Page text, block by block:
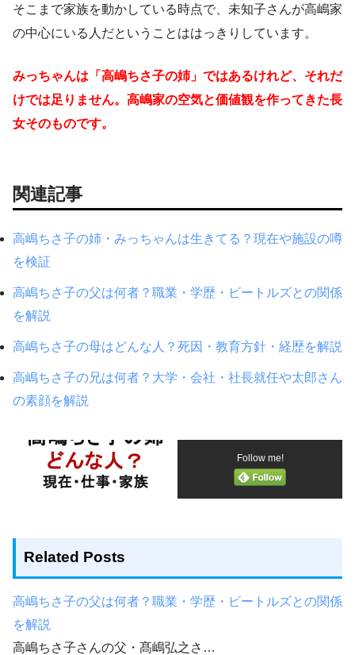
そこまで家族を動かしている時点で、未知子さんが高嶋家
の中心にいる人だということははっきりしています。
みっちゃんは「高嶋ちさ子の姉」ではあるけれど、それだ
けでは足りません。高嶋家の空気と価値観を作ってきた長
女そのものです。
関連記事
高嶋ちさ子の姉・みっちゃんは生きてる？現在や施設の噂
を検証
高嶋ちさ子の父は何者？職業・学歴・ビートルズとの関係
を解説
高嶋ちさ子の母はどんな人？死因・教育方針・経歴を解説
高嶋ちさ子の兄は何者？大学・会社・社長就任や太郎さん
の素顔を解説
Follow me!
Related Posts
高嶋ちさ子の父は何者？職業・学歴・ビートルズとの関係
を解説
高嶋ちさ子さんの父・髙嶋弘之さ…